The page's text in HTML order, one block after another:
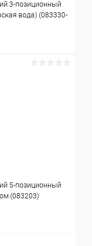
3-позиционный
вода) (083330-
5-позиционный
(083203)